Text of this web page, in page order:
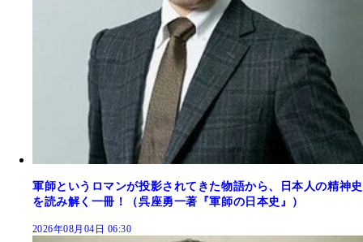
軍師というロマンが投影されてきた物語から、日本人の精神史
を読み解く一冊！（呉座勇一著『軍師の日本史』）
2026年08月04日 06:30